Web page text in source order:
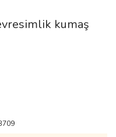
kumaş